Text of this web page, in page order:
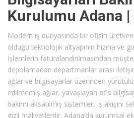
Kurulumu Adana |
Modern iş dünyasında bir ofisin
olduğu teknolojik altyapının hızına ve
İşlemlerin faturalandırılmasından
depolamadan departmanlar arası
ağlar ve bilgisayarlar üzerinden
edilmemiş ağlar, yavaşlayan ofis
bakımı aksatılmış sistemler, iş akışını
gizli maliyetlerdir. Adana’da kurumsal